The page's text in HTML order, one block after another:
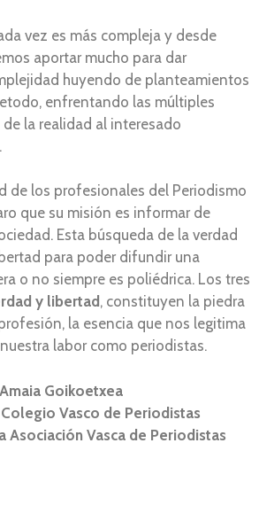
vez es más compleja y desde
aportar mucho para dar
huyendo de planteamientos
enfrentando las múltiples
la realidad al interesado
de los profesionales del Periodismo
que su misión es informar de
Esta búsqueda de la verdad
para poder difundir una
o no siempre es poliédrica. Los tres
y libertad, constituyen la piedra
la esencia que nos legitima
labor como periodistas.
Amaia Goikoetxea
Vasco de Periodistas
Asociación Vasca de Periodistas